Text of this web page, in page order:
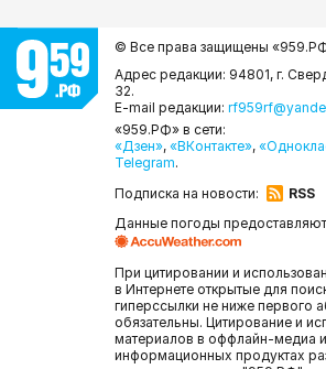
© Все права защищены
Адрес редакции: 94801, г.
32.
E-mail редакции:
«959.РФ» в сети:
«Дзен», «ВКонтакте»,
Telegram.
Подписка на новости:
RSS
Данные погоды
При цитировании и
в Интернете открытые для
гиперссылки не ниже первого
обязательны. Цитирование и
материалов в оффлайн-медиа
информационных продуктах